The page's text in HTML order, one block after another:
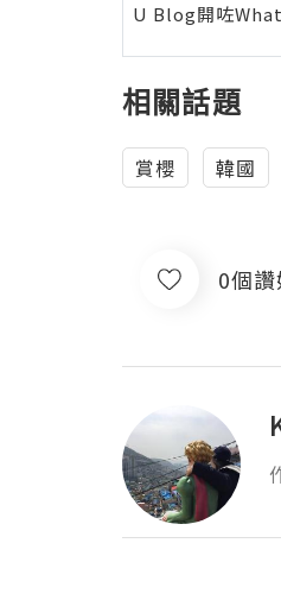
U Blog開咗
相關話題
賞櫻 韓國
0個